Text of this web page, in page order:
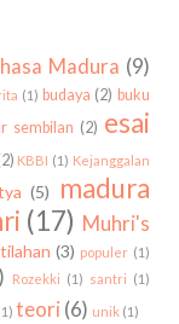
Madura (9)
(1) budaya (2) buku
sembilan (2) esai
KBBI (1) Kejanggalan
(5)
madura
(17) Muhri's
(3) populer (1)
Rozekki (1) santri (1)
teori (6) unik (1)